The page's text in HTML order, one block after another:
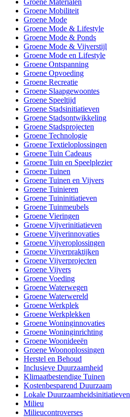
Groene Mobiliteit
Groene Mode
Groene Mode & Lifestyle
Groene Mode & Ponds
Groene Mode & Vijverstijl
Groene Mode en Lifestyle
Groene Ontspanning
Groene Opvoeding
Groene Recreatie
Groene Slaapgewoontes
Groene Speeltijd
Groene Stadsinitiatieven
Groene Stadsontwikkeling
Groene Stadsprojecten
Groene Technologie
Groene Textieloplossingen
Groene Tuin Cadeaus
Groene Tuin en Speelplezier
Groene Tuinen
Groene Tuinen en Vijvers
Groene Tuinieren
Groene Tuininitiatieven
Groene Tuinmeubels
Groene Vieringen
Groene Vijverinitiatieven
Groene Vijverinnovaties
Groene Vijveroplossingen
Groene Vijverpraktijken
Groene Vijverprojecten
Groene Vijvers
Groene Voeding
Groene Waterwegen
Groene Waterwereld
Groene Werkplek
Groene Werkplekken
Groene Woninginnovaties
Groene Woninginrichting
Groene Woonideeën
Groene Woonoplossingen
Herstel en Behoud
Inclusieve Duurzaamheid
Klimaatbestendige Tuinen
Kostenbesparend Duurzaam
Lokale Duurzaamheidsinitiatieven
Milieu
Milieucontroverses